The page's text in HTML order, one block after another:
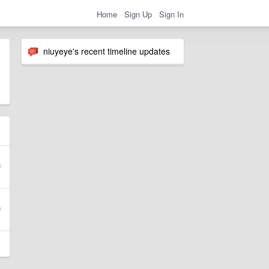
Home Sign Up Sign In
niuyeye's recent timeline updates